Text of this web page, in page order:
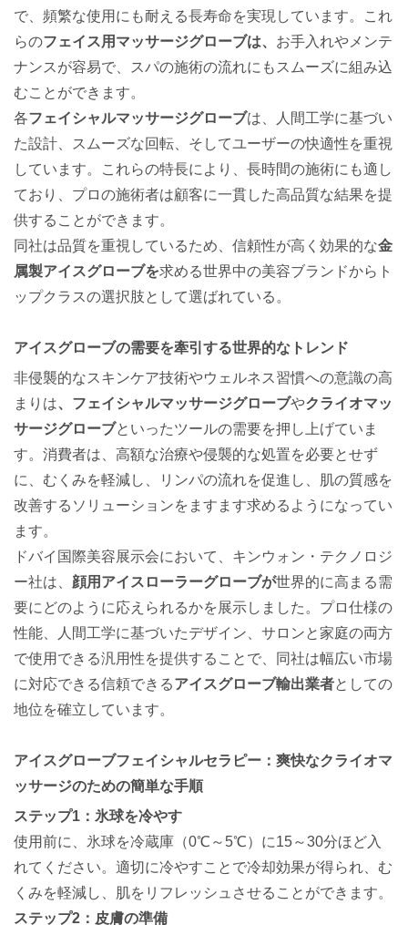
で、頻繁な使用にも耐える長寿命を実現しています。これ
らのフェイス用マッサージグローブは、 お手入れやメンテ
ナンスが容易で、スパの施術の流れにもスムーズに組み込
むことができます。
各フェイシャルマッサージグローブは、人間工学に基づい
た設計、スムーズな回転、そしてユーザーの快適性を重視
しています。これらの特長により、長時間の施術にも適し
ており、プロの施術者は顧客に一貫した高品質な結果を提
供することができます。
同社は品質を重視しているため、信頼性が高く効果的な金
属製アイスグローブを求める世界中の美容ブランドからト
ップクラスの選択肢として選ばれている。
アイスグローブの需要を牽引する世界的なトレンド
非侵襲的なスキンケア技術やウェルネス習慣への意識の高
まりは、フェイシャルマッサージグローブやクライオマッ
サージグローブといったツールの需要を押し上げていま
す。消費者は、高額な治療や侵襲的な処置を必要とせず
に、むくみを軽減し、リンパの流れを促進し、肌の質感を
改善するソリューションをますます求めるようになってい
ます。
ドバイ国際美容展示会において、キンウォン・テクノロジ
ー社は、 顔用アイスローラーグローブが世界的に高まる需
要にどのように応えられるかを展示しました。プロ仕様の
性能、人間工学に基づいたデザイン、サロンと家庭の両方
で使用できる汎用性を提供することで、同社は幅広い市場
に対応できる信頼できるアイスグローブ輸出業者としての
地位を確立しています。
アイスグローブフェイシャルセラピー：爽快なクライオマ
ッサージのための簡単な手順
ステップ1：氷球を冷やす
使用前に、氷球を冷蔵庫（0℃～5℃）に15～30分ほど入
れてください。適切に冷やすことで冷却効果が得られ、む
くみを軽減し、肌をリフレッシュさせることができます。
ステップ2：皮膚の準備